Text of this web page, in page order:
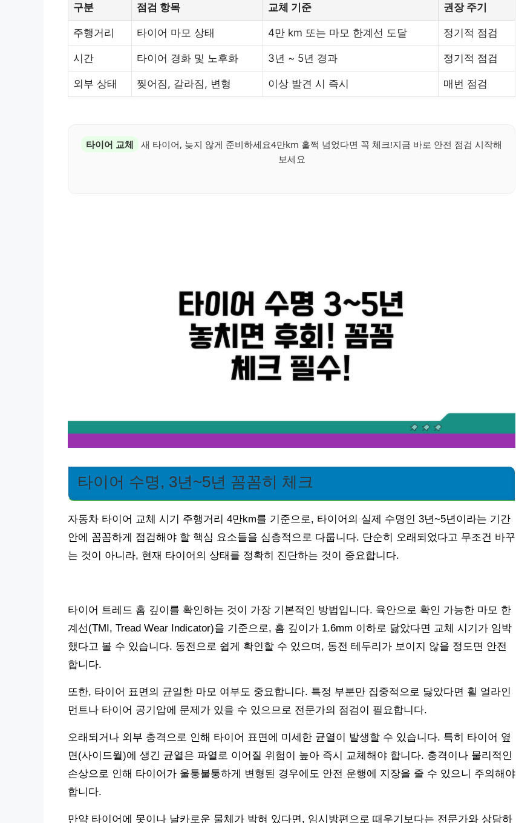
구분 점검 항목 교체 기준 권장 주기
주행거리 타이어 마모 상태 4만 km 또는 마모 한계선 도달 정기적 점검
시간 타이어 경화 및 노후화 3년 ~ 5년 경과 정기적 점검
외부 상태 찢어짐, 갈라짐, 변형 이상 발견 시 즉시 매번 점검
타이어 교체
새 타이어, 늦지 않게 준비하세요4만km 훌쩍 넘었다면 꼭 체크!지금 바로 안전 점검 시작해
보세요
타이어 수명, 3년~5년 꼼꼼히 체크
자동차 타이어 교체 시기 주행거리 4만km를 기준으로, 타이어의 실제 수명인 3년~5년이라는 기간
안에 꼼꼼하게 점검해야 할 핵심 요소들을 심층적으로 다룹니다. 단순히 오래되었다고 무조건 바꾸
는 것이 아니라, 현재 타이어의 상태를 정확히 진단하는 것이 중요합니다.
타이어 트레드 홈 깊이를 확인하는 것이 가장 기본적인 방법입니다. 육안으로 확인 가능한 마모 한
계선(TMI, Tread Wear Indicator)을 기준으로, 홈 깊이가 1.6mm 이하로 닳았다면 교체 시기가 임박
했다고 볼 수 있습니다. 동전으로 쉽게 확인할 수 있으며, 동전 테두리가 보이지 않을 정도면 안전
합니다.
또한, 타이어 표면의 균일한 마모 여부도 중요합니다. 특정 부분만 집중적으로 닳았다면 휠 얼라인
먼트나 타이어 공기압에 문제가 있을 수 있으므로 전문가의 점검이 필요합니다.
오래되거나 외부 충격으로 인해 타이어 표면에 미세한 균열이 발생할 수 있습니다. 특히 타이어 옆
면(사이드월)에 생긴 균열은 파열로 이어질 위험이 높아 즉시 교체해야 합니다. 충격이나 물리적인
손상으로 인해 타이어가 울퉁불퉁하게 변형된 경우에도 안전 운행에 지장을 줄 수 있으니 주의해야
합니다.
만약 타이어에 못이나 날카로운 물체가 박혀 있다면, 임시방편으로 때우기보다는 전문가와 상담하